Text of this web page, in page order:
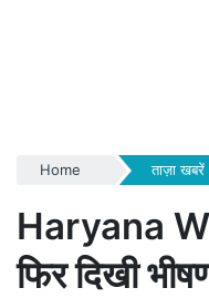
Home ताज़ा खबरें
Haryana
फिर दिखी